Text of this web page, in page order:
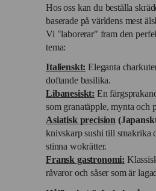
Hos oss kan du beställa
baserade på världens mest
Vi "laborerar" fram den
tema:
Italienskt: Eleganta
doftande basilika.
Libanesiskt: En
som granatäpple, mynta och
Asiatisk precision
knivskarp sushi till smakrika
stinna wokrätter.
Fransk gastronomi:
råvaror och såser som är